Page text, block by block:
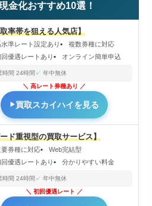
金化おすすめ10選！
率帯を狙える人気店】
水準レート設定あり
複数券種に対応
回優遇レートあり
オンライン簡単申込
時間 24時間
年中無休
高レート券種あり
買取スカイハイを見る
ド重視型の買取サービス】
要券種に対応
Web完結型
回優遇レートあり
分かりやすい料金
時間 24時間
年中無休
初回優遇レート